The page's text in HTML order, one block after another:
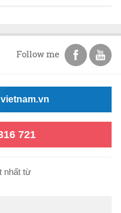
Follow me
721
nhất từ